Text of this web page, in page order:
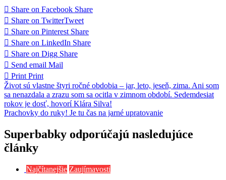
Share on Facebook Share
Share on TwitterTweet
Share on Pinterest Share
Share on LinkedIn Share
Share on Digg Share
Send email Mail
Print Print
Navigácia
v
článku
Život sú vlastne štyri ročné obdobia – jar, leto, jeseň, zima. Ani som
sa nenazdala a zrazu som sa ocitla v zimnom období. Sedemdesiat
rokov je dosť, hovorí Klára Silva!
Prachovky do ruky! Je tu čas na jarné upratovanie
Superbabky odporúčajú nasledujúce
články
Najčítanejšie Zaujímavosti